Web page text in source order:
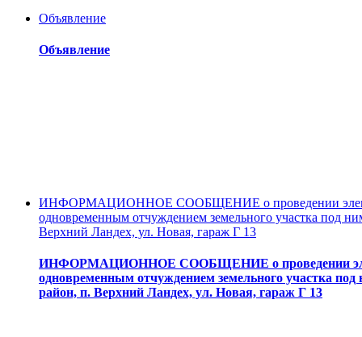
Объявление
Объявление
ИНФОРМАЦИОННОЕ СООБЩЕНИЕ о проведении
одновременным отчуждением земельного участка под
Верхний Ландех, ул. Новая, гараж Г 13
ИНФОРМАЦИОННОЕ СООБЩЕНИЕ о проведении
одновременным отчуждением земельного участка
район, п. Верхний Ландех, ул. Новая, гараж Г 13